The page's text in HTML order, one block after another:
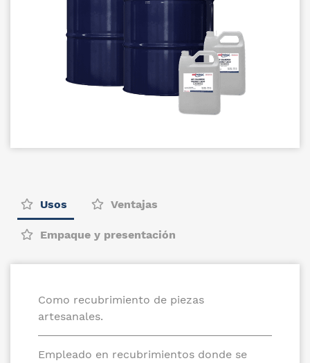
Usos Ventajas
Empaque y presentación
Como recubrimiento de piezas
artesanales.
Empleado en recubrimientos donde se